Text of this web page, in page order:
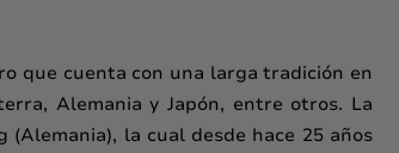
que cuenta con una larga tradición en
Alemania y Japón, entre otros. La
la cual desde hace 25 años